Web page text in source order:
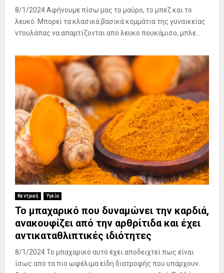
8/1/2024 Αφήνουμε πίσω μας το μαύρο, το μπεζ και το
λευκό. Μπορεί τα κλασικά βασικά κομμάτια της γυναικείας
ντουλάπας να απαρτίζονται από λευκό πουκάμισο, μπλε...
Κεντρική Υγεία
Το μπαχαρικό που δυναμώνει την καρδιά,
ανακουφίζει από την αρθρίτιδα και έχει
αντικαταθλιπτικές ιδιότητες
8/1/2024 Το μπαχαρικό αυτό έχει αποδειχτεί πως είναι
ίσως από τα πιο ωφέλιμα είδη διατροφής που υπάρχουν.